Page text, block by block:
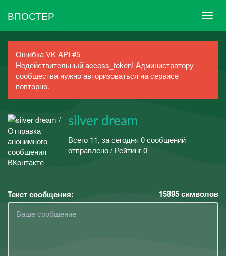
ВПОСТЕР
Ошибка VK API #5
Недействительный access_token! Администратору
сообщества нужно авторизоваться на сервисе
повторно.
silver dream
Всего 11, за сегодня 0 сообщений
отправлено / Рейтинг 0
Текст сообщения: 15895символов